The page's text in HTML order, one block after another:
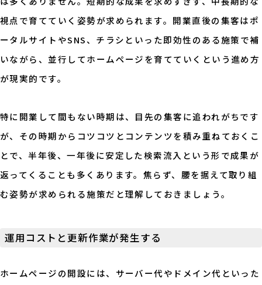
視点で育てていく姿勢が求められます。開業直後の集客はポ
ータルサイトやSNS、チラシといった即効性のある施策で補
いながら、並行してホームページを育てていくという進め方
が現実的です。
特に開業して間もない時期は、目先の集客に追われがちです
が、その時期からコツコツとコンテンツを積み重ねておくこ
とで、半年後、一年後に安定した検索流入という形で成果が
返ってくることも多くあります。焦らず、腰を据えて取り組
む姿勢が求められる施策だと理解しておきましょう。
運用コストと更新作業が発生する
ホームページの開設には、サーバー代やドメイン代といった